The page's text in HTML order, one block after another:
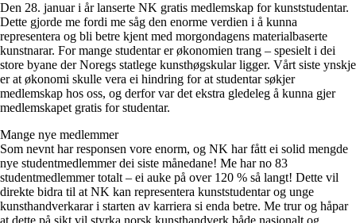
Den 28. januar i år lanserte NK gratis medlemskap for kunststudentar.
Dette gjorde me fordi me såg den enorme verdien i å kunna
representera og bli betre kjent med morgondagens materialbaserte
kunstnarar. For mange studentar er økonomien trang – spesielt i dei
store byane der Noregs statlege kunsthøgskular ligger. Vårt siste ynskje
er at økonomi skulle vera ei hindring for at studentar søkjer
medlemskap hos oss, og derfor var det ekstra gledeleg å kunna gjer
medlemskapet gratis for studentar.
Mange nye medlemmer
Som nevnt har responsen vore enorm, og NK har fått ei solid mengde
nye studentmedlemmer dei siste månedane! Me har no 83
studentmedlemmer totalt – ei auke på over 120 % så langt! Dette vil
direkte bidra til at NK kan representera kunststudentar og unge
kunsthandverkarar i starten av karriera si enda betre. Me trur og håpar